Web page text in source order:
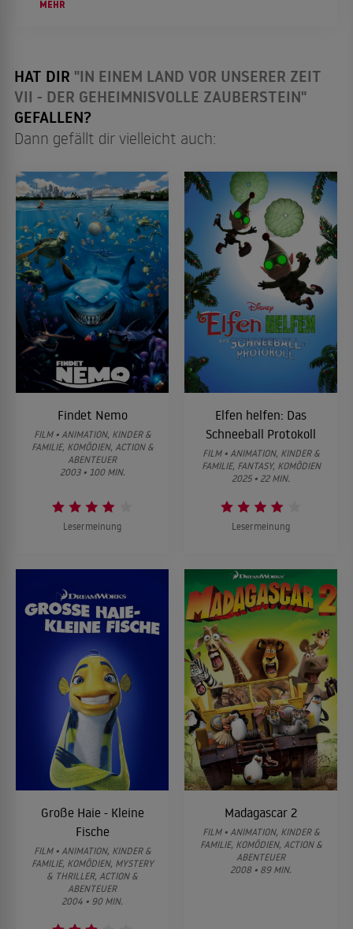
MEHR
HAT DIR "IN EINEM LAND VOR UNSERER ZEIT
VII - DER GEHEIMNISVOLLE ZAUBERSTEIN"
GEFALLEN?
Dann gefällt dir vielleicht auch:
Findet Nemo
FILM • ANIMATION, KINDER &
FAMILIE, KOMÖDIEN, ACTION &
ABENTEUER
2003 • 100 MIN.
Lesermeinung
Elfen helfen: Das
Schneeball Protokoll
FILM • ANIMATION, KINDER &
FAMILIE, FANTASY, KOMÖDIEN
2025 • 22 MIN.
Lesermeinung
Große Haie - Kleine
Fische
FILM • ANIMATION, KINDER &
FAMILIE, KOMÖDIEN, MYSTERY
& THRILLER, ACTION &
ABENTEUER
2004 • 90 MIN.
Madagascar 2
FILM • ANIMATION, KINDER &
FAMILIE, KOMÖDIEN, ACTION &
ABENTEUER
2008 • 89 MIN.